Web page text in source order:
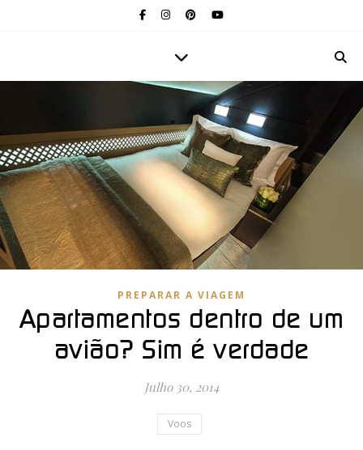
PREPARAR A VIAGEM
Apartamentos dentro de um
avião? Sim é verdade
Julho 30, 2014
Voos